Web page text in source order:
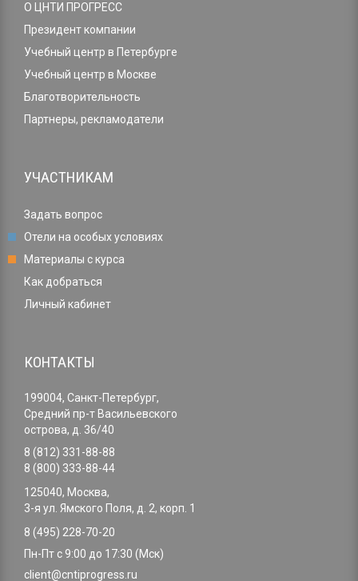
О ЦНТИ ПРОГРЕСС
Президент компании
Учебный центр в Петербурге
Учебный центр в Москве
Благотворительность
Партнеры, рекламодатели
УЧАСТНИКАМ
Задать вопрос
Отели на особых условиях
Материалы с курса
Как добраться
Личный кабинет
КОНТАКТЫ
199004, Санкт-Петербург,
Средний пр-т Васильевского
острова, д. 36/40
8 (812) 331-88-88
8 (800) 333-88-44
125040, Москва,
3-я ул. Ямского Поля, д. 2, корп. 1
8 (495) 228-70-20
Пн-Пт с 9:00 до 17:30 (Мск)
client@cntiprogress.ru